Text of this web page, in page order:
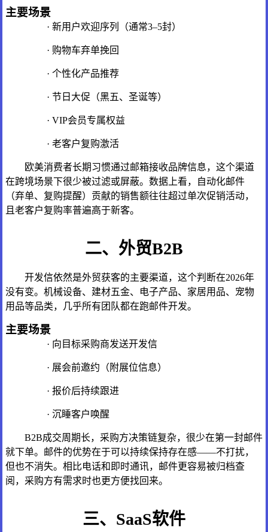
主要场景
· 新用户欢迎序列（通常3–5封）
· 购物车弃单挽回
· 个性化产品推荐
· 节日大促（黑五、圣诞等）
· VIP会员专属权益
· 老客户复购激活
欧美消费者长期习惯通过邮箱接收品牌信息，这个渠道
在跨境场景下很少被过滤或屏蔽。数据上看，自动化邮件
（弃单、复购提醒）贡献的销售额往往超过单次促销活动，
且老客户复购率普遍高于新客。
二、外贸B2B
开发信依然是外贸获客的主要渠道，这个判断在2026年
没有变。机械设备、建材五金、电子产品、家居用品、宠物
用品等品类，几乎所有团队都在跑邮件开发。
主要场景
· 向目标采购商发送开发信
· 展会前邀约（附展位信息）
· 报价后持续跟进
· 沉睡客户唤醒
B2B成交周期长，采购方决策链复杂，很少在第一封邮件
就下单。邮件的优势在于可以持续保持存在感——不打扰，
但也不消失。相比电话和即时通讯，邮件更容易被归档查
阅，采购方有需求时也更方便找回来。
三、SaaS软件